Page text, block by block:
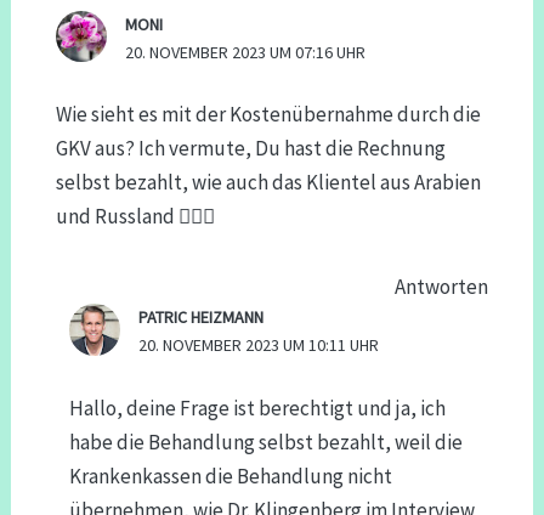
MONI
20. NOVEMBER 2023 UM 07:16 UHR
Wie sieht es mit der Kostenübernahme durch die
GKV aus? Ich vermute, Du hast die Rechnung
selbst bezahlt, wie auch das Klientel aus Arabien
und Russland 🤷🏼‍♀️
Antworten
PATRIC HEIZMANN
20. NOVEMBER 2023 UM 10:11 UHR
Hallo, deine Frage ist berechtigt und ja, ich
habe die Behandlung selbst bezahlt, weil die
Krankenkassen die Behandlung nicht